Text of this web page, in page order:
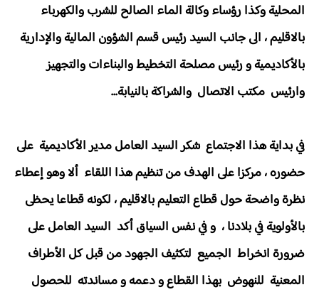
المحلية وكذا رؤساء وكالة الماء الصالح للشرب والكهرباء
بالاقليم ، الى جانب السيد رئيس قسم الشؤون المالية والإدارية
بالأكاديمية و رئيس مصلحة التخطيط والبناءات والتجهيز
وارئيس مكتب الاتصال والشراكة بالنيابة...
في بداية هذا الاجتماع شكر السيد العامل مدير الأكاديمية على
حضوره ، مركزا على الهدف من تنظيم هذا اللقاء ألا وهو إعطاء
نظرة واضحة حول قطاع التعليم بالاقليم ، لكونه قطاعا يحظى
بالأولوية في بلادنا ، و في نفس السياق أكد السيد العامل على
ضرورة انخراط الجميع لتكثيف الجهود من قبل كل الأطراف
المعنية للنهوض بهذا القطاع و دعمه و مساندته للحصول